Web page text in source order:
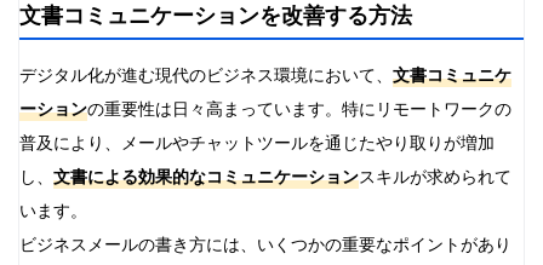
文書コミュニケーションを改善する方法
デジタル化が進む現代のビジネス環境において、 文書コミュニケ
ーションの重要性は日々高まっています。特にリモートワークの
普及により、メールやチャットツールを通じたやり取りが増加
し、 文書による効果的なコミュニケーションスキルが求められて
います。
ビジネスメールの書き方には、いくつかの重要なポイントがあり